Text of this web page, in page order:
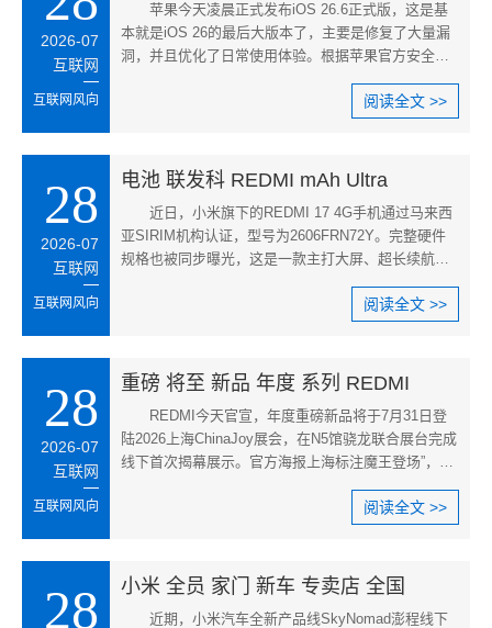
2026-07
互联网
互联网风向
苹果今天凌晨正式发布iOS 26.6正式版，这是基
本就是iOS 26的最后大版本了，主要是修复了大量漏
洞，并且优化了日常使用体验。根据苹果官方安全文
阅读全文 >>
28
2026-07
互联网
互联网风向
电池 联发科 REDMI mAh Ultra
近日，小米旗下的REDMI 17 4G手机通过马来西
亚SIRIM机构认证，型号为2606FRN72Y。完整硬件
规格也被同步曝光，这是一款主打大屏、超长续航的
阅读全文 >>
28
2026-07
互联网
互联网风向
重磅 将至 新品 年度 系列 REDMI
REDMI今天官宣，年度重磅新品将于7月31日登
陆2026上海ChinaJoy展会，在N5馆骁龙联合展台完成
线下首次揭幕展示。官方海报上海标注魔王登场”，众
阅读全文 >>
28 小米 全员 家门 新车 专卖店 全国
近期，小米汽车全新产品线SkyNomad澎程线下